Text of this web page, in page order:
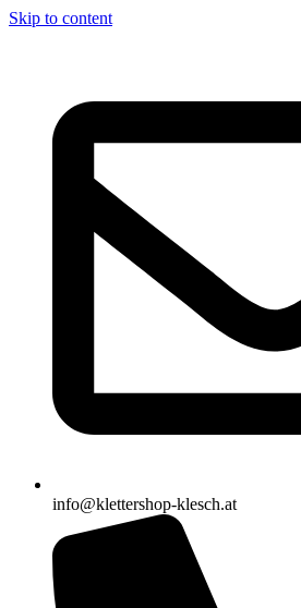
Skip to content
info@klettershop-klesch.at